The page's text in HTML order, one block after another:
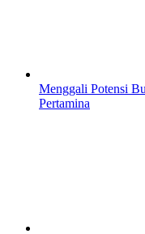
Menggali Potensi
Pertamina